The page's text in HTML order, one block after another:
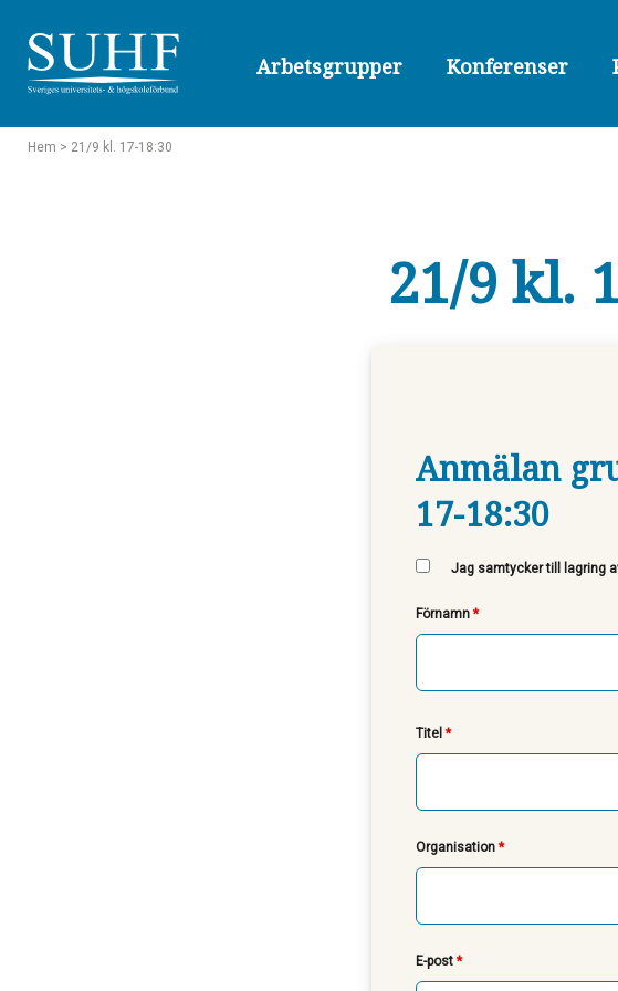
Arbetsgrupper Konferenser
Hem > 21/9 kl. 17-18:30
21/9 kl.
Anmälan
17-18:30
Jag samtycker till lagring
Förnamn *
Titel *
Organisation *
E-post *